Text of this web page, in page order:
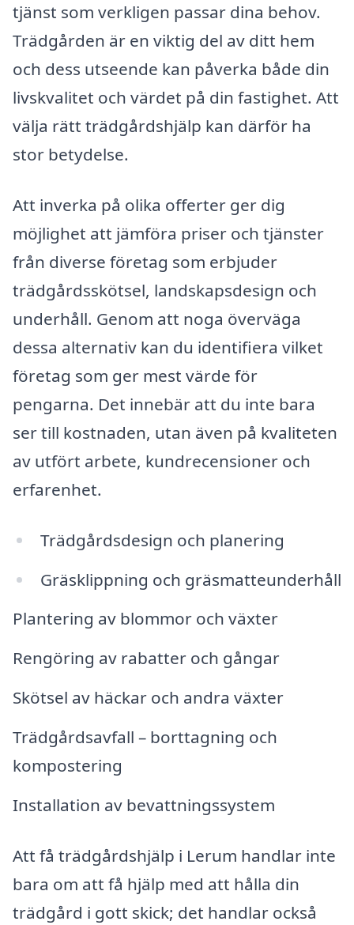
tjänst som verkligen passar dina behov.
Trädgården är en viktig del av ditt hem
och dess utseende kan påverka både din
livskvalitet och värdet på din fastighet. Att
välja rätt trädgårdshjälp kan därför ha
stor betydelse.
Att inverka på olika offerter ger dig
möjlighet att jämföra priser och tjänster
från diverse företag som erbjuder
trädgårdsskötsel, landskapsdesign och
underhåll. Genom att noga överväga
dessa alternativ kan du identifiera vilket
företag som ger mest värde för
pengarna. Det innebär att du inte bara
ser till kostnaden, utan även på kvaliteten
av utfört arbete, kundrecensioner och
erfarenhet.
Trädgårdsdesign och planering
Gräsklippning och gräsmatteunderhåll
Plantering av blommor och växter
Rengöring av rabatter och gångar
Skötsel av häckar och andra växter
Trädgårdsavfall – borttagning och
kompostering
Installation av bevattningssystem
Att få trädgårdshjälp i Lerum handlar inte
bara om att få hjälp med att hålla din
trädgård i gott skick; det handlar också